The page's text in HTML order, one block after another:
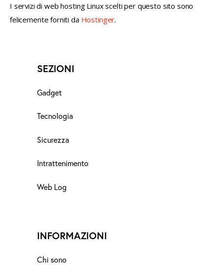
I servizi di web hosting Linux scelti per questo sito sono
felicemente forniti da Hostinger.
SEZIONI
Gadget
Tecnologia
Sicurezza
Intrattenimento
Web Log
INFORMAZIONI
Chi sono